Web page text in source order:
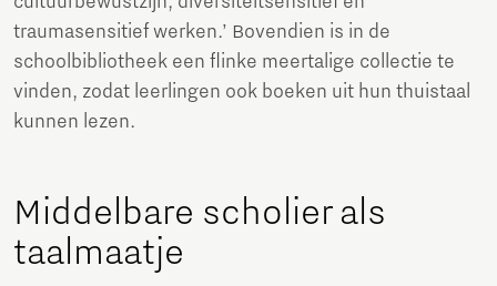
traumasensitief werken.’ Bovendien is in de
schoolbibliotheek een flinke meertalige collectie te
vinden, zodat leerlingen ook boeken uit hun thuistaal
kunnen lezen.
Middelbare scholier als
taalmaatje